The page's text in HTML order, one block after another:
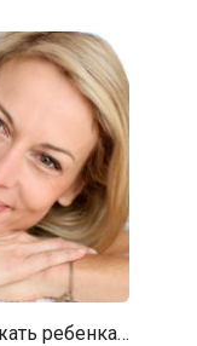
ребенка…